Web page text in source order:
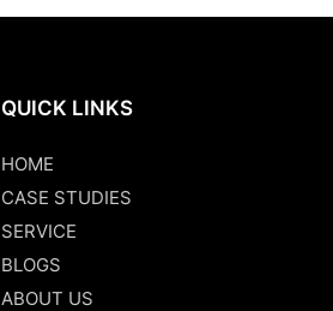
QUICK LINKS
HOME
CASE STUDIES
SERVICE
BLOGS
ABOUT US